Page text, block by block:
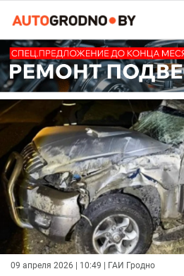
09 апреля 2026 | 10:49 | ГАИ Гродно